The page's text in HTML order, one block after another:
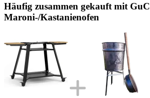
Häufig zusammen gekauft mit GuC
Maroni-/Kastanienofen